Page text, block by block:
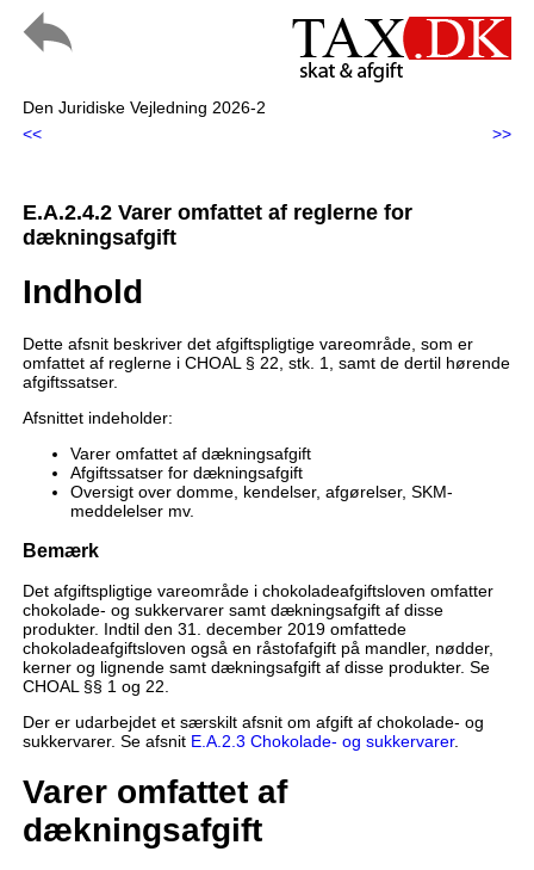
Den Juridiske Vejledning 2026-2
<<
>>
E.A.2.4.2 Varer omfattet af reglerne for
dækningsafgift
Indhold
Dette afsnit beskriver det afgiftspligtige vareområde, som er
omfattet af reglerne i CHOAL § 22, stk. 1, samt de dertil hørende
afgiftssatser.
Afsnittet indeholder:
Varer omfattet af dækningsafgift
Afgiftssatser for dækningsafgift
Oversigt over domme, kendelser, afgørelser, SKM-
meddelelser mv.
Bemærk
Det afgiftspligtige vareområde i chokoladeafgiftsloven omfatter
chokolade- og sukkervarer samt dækningsafgift af disse
produkter. Indtil den 31. december 2019 omfattede
chokoladeafgiftsloven også en råstofafgift på mandler, nødder,
kerner og lignende samt dækningsafgift af disse produkter. Se
CHOAL §§ 1 og 22.
Der er udarbejdet et særskilt afsnit om afgift af chokolade- og
sukkervarer. Se afsnit E.A.2.3 Chokolade- og sukkervarer.
Varer omfattet af
dækningsafgift